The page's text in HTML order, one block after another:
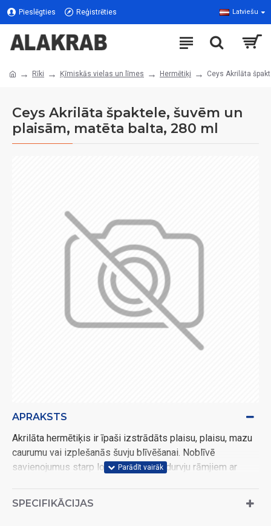
Pieslēgties Reģistrēties Latviešu
Rīki Ķīmiskās vielas un līmes Hermētiķi Ceys Akrilāta
Ceys Akrilāta špaktele, šuvēm un
plaisām, matēta balta, 280 ml
APRAKSTS
Akrilāta hermētiķis ir īpaši izstrādāts plaisu, plaisu, mazu
caurumu vai izplešanās šuvju blīvēšanai. Noblīvē
savienojumus starp logu rāmjiem un durvju rāmjiem ar
plaisas betonā, ķieģeļos, kokā, skaidu plātnēs. Pēc
uzklāšanas špaktele ar lāpstiņu jāizlīdzina. Pateicoties
SPECIFIKĀCIJAS